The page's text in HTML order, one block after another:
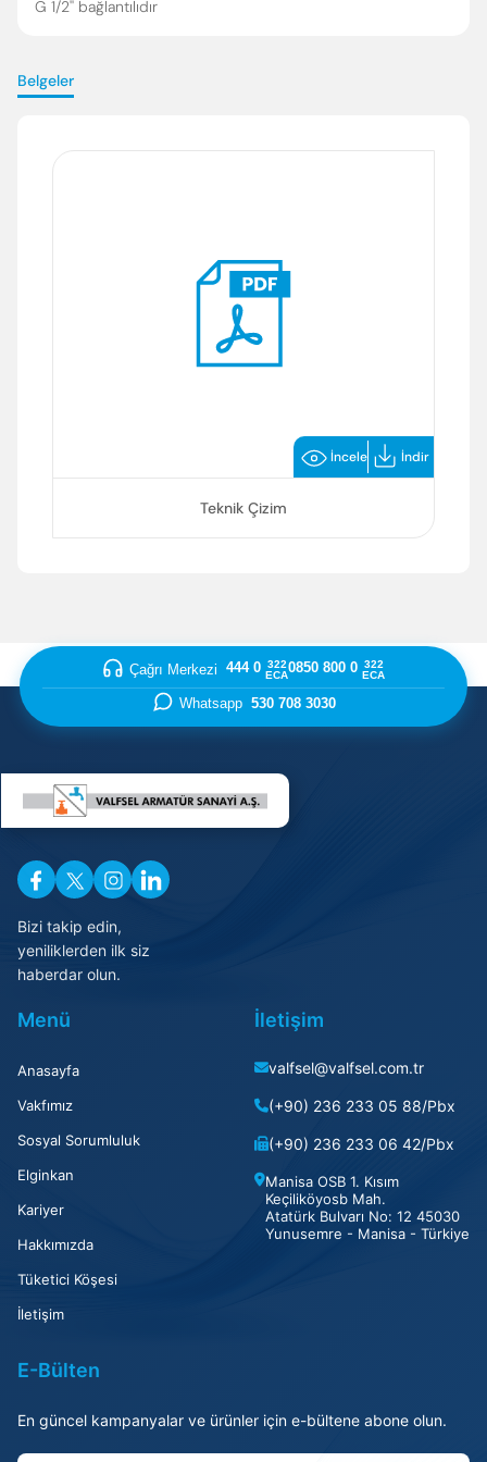
Enter’a basıp arayabilir veya ESC ile kapatabilirsiniz
G 1/2'' bağlantılıdır
Belgeler
İncele İndir
Teknik Çizim
Çağrı Merkezi 444 0 322
ECA0850 800 0 322
ECA
Whatsapp 530 708 3030
Bizi takip edin,
yeniliklerden ilk siz
haberdar olun.
Menü
Anasayfa
Vakfımız
Sosyal Sorumluluk
Elginkan
Kariyer
Hakkımızda
Tüketici Köşesi
İletişim
İletişim
valfsel@valfsel.com.tr
(+90) 236 233 05 88/Pbx
(+90) 236 233 06 42/Pbx
Manisa OSB 1. Kısım
Keçiliköyosb Mah.
Atatürk Bulvarı No: 12 45030
Yunusemre - Manisa - Türkiye
E-Bülten
En güncel kampanyalar ve ürünler için e-bültene abone olun.